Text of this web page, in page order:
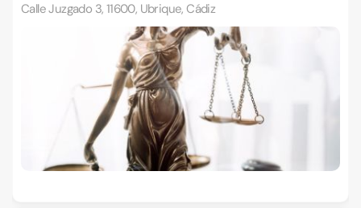
Calle Juzgado 3, 11600, Ubrique, Cádiz